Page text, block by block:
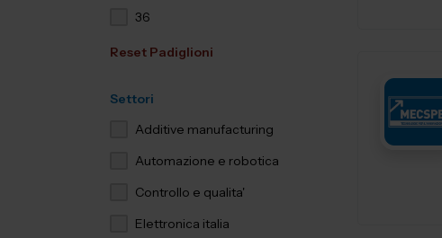
36
Reset Padiglioni
Settori
Additive manufacturing
Automazione e robotica
Controllo e qualita'
Elettronica italia